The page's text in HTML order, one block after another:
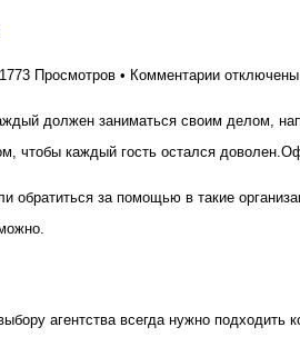
Просмотров • Комментариик
агентство
отключены
должен заниматься своим делом,
чтобы каждый гость остался
обратиться за помощью в такие
агентства всегда нужно